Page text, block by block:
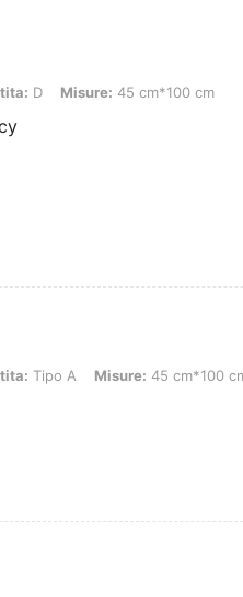
45 cm*100 cm
D Misure: 45 cm*100 cm
Misure: 45 cm*100 cm
Tipo A Misure: 45 cm*100